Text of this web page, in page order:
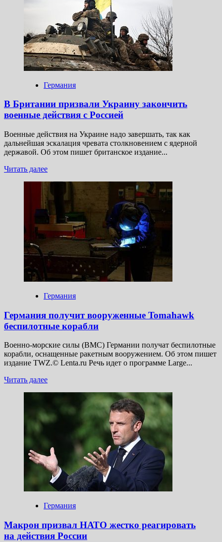
сравнивали
Меркель
с «очень
уродливой
птицей»
Германия
В Британии призвали Украину закончить
военные действия с Россией
Военные действия на Украине надо завершать, так как
дальнейшая эскалация чревата столкновением с ядерной
державой. Об этом пишет британское издание...
Читать далееПрочитать
о
В Британии
Украину
закончить
военные
действия
Германия
Германия получит вооруженные Tomahawk
беспилотные корабли
Военно-морские силы (ВМС) Германии получат беспилотные
корабли, оснащенные ракетным вооружением. Об этом пишет
издание TWZ.© Lenta.ru Речь идет о программе Large...
Читать далееПрочитать
Германия
получит
вооруженные
беспилотные
корабли
Германия
Макрон призвал НАТО жестко реагировать
на действия России